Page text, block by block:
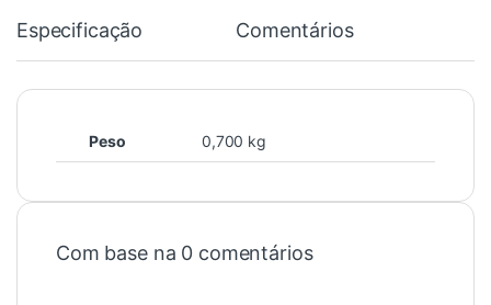
Especificação Comentários
Peso 0,700 kg
Com base na 0 comentários